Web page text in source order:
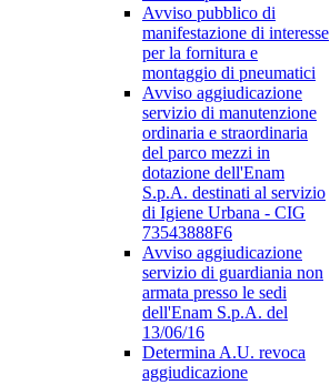
Avviso pubblico di
manifestazione di interesse
per la fornitura e
montaggio di pneumatici
Avviso aggiudicazione
servizio di manutenzione
ordinaria e straordinaria
del parco mezzi in
dotazione dell'Enam
S.p.A. destinati al servizio
di Igiene Urbana - CIG
73543888F6
Avviso aggiudicazione
servizio di guardiania non
armata presso le sedi
dell'Enam S.p.A. del
13/06/16
Determina A.U. revoca
aggiudicazione